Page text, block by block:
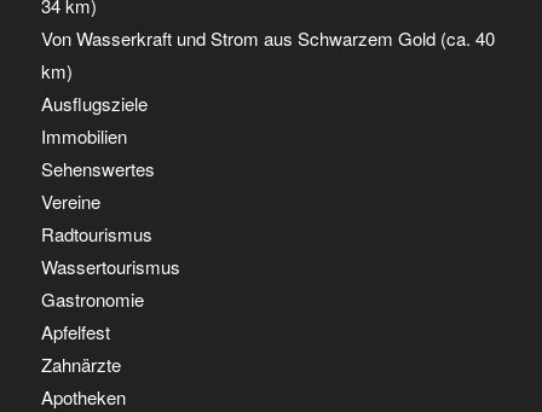
34 km)
Von Wasserkraft und Strom aus Schwarzem Gold (ca. 40
km)
Ausflugsziele
Immobilien
Sehenswertes
Vereine
Radtourismus
Wassertourismus
Gastronomie
Apfelfest
Zahnärzte
Apotheken